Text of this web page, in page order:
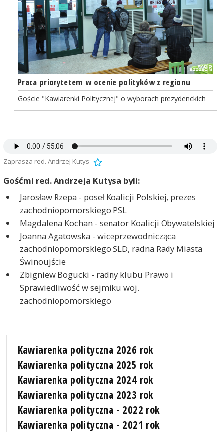
Praca priorytetem w ocenie polityków z regionu
Goście "Kawiarenki Politycznej" o wyborach prezydenckich
Zaprasza red. Andrzej Kutys
Gośćmi red. Andrzeja Kutysa byli:
Jarosław Rzepa - poseł Koalicji Polskiej, prezes
zachodniopomorskiego PSL
Magdalena Kochan - senator Koalicji Obywatelskiej
Joanna Agatowska - wiceprzewodnicząca
zachodniopomorskiego SLD, radna Rady Miasta
Świnoujście
Zbigniew Bogucki - radny klubu Prawo i
Sprawiedliwość w sejmiku woj.
zachodniopomorskiego
Kawiarenka polityczna 2026 rok
Kawiarenka polityczna 2025 rok
Kawiarenka polityczna 2024 rok
Kawiarenka polityczna 2023 rok
Kawiarenka polityczna - 2022 rok
Kawiarenka polityczna - 2021 rok